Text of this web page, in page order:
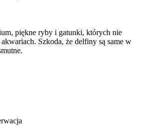
piękne ryby i gatunki, których nie
Szkoda, że delfiny są same w